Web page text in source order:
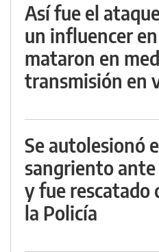
Así fue el
un influencer
mataron en
transmisión en
Se autolesionó
sangriento ante
y fue rescatado
la Policía